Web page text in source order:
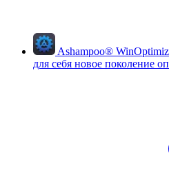
Ashampoo®
для себя новое поколение